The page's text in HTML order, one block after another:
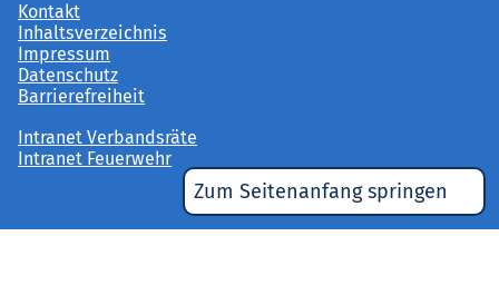
Zum Seitenanfang springen
Kontakt
Inhaltsverzeichnis
Impressum
Datenschutz
Barrierefreiheit
Intranet Verbandsräte
Intranet Feuerwehr